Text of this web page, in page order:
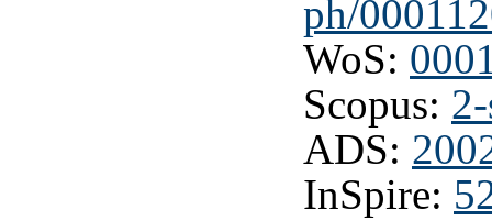
ph/
WoS:
Scopus:
ADS:
InSpire: